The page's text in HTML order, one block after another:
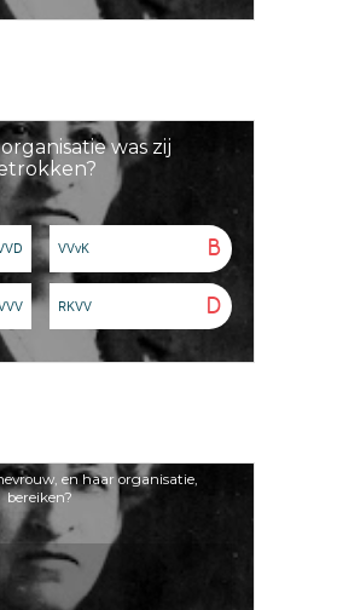
was zij
B
VVvK
D
RKVV
en haar organisatie,
bereiken?